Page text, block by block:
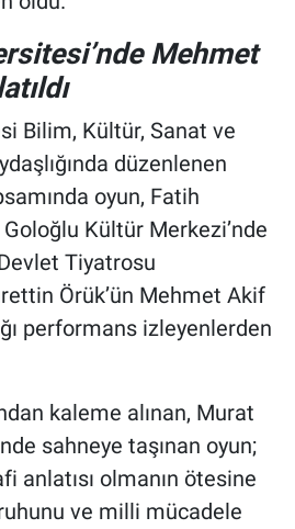
Mehmet
Bilim, Kültür, Sanat ve
düzenlenen
oyun, Fatih
Kültür Merkezi’nde
Tiyatrosu
Örük’ün Mehmet Akif
performans izleyenlerden
kaleme alınan, Murat
sahneye taşınan oyun;
anlatısı olmanın ötesine
ve milli mücadele